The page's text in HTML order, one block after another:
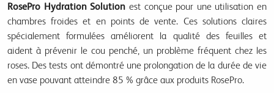
RosePro Hydration Solution est conçue pour une utilisation en
chambres froides et en points de vente. Ces solutions claires
spécialement formulées améliorent la qualité des feuilles et
aident à prévenir le cou penché, un problème fréquent chez les
roses. Des tests ont démontré une prolongation de la durée de vie
en vase pouvant atteindre 85 % grâce aux produits RosePro.